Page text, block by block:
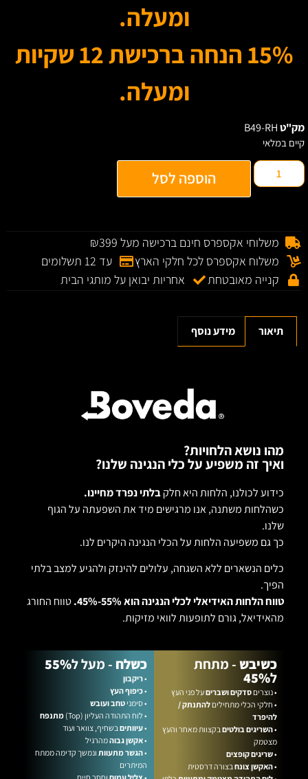
ומעלה.
15% הנחה ברכישת 12 שקיות
ומעלה.
מק"טB49-RH
קיים במלאי
הוספה לסל
משלוחי אקספרס חינם ברכישה מעל ₪399
משלוח אקספרס לכל חלקי הארץ
עד 12 תשלומים
קנייה מאובטחת
אחריות יבואן על מותגי הבית
תיאור מידע נוסף
מהו נושא הלחויות?
ואיך זה משפיע על כלי הנגינה שלנו?
כידוע לכולנו, הלחות היא חלקבלתי נפרד מחיינו.
כשהלחות משתנה, אנו מרגישים מיד את השפעתה על הגוף
שלנו.
כך גם משפיעה הלחות על הכלי הנגינה היקרים לנו.
כלים הנשארים ללא השגחה, עלולים להינזק ולהגיע למצב בלתי
הפיך.
טווח הלחות האידיאלי לכלי הנגינה הוא 55%-45%.
טווח החורג
מהאידיאל, גורם לתופעות לוואי מזיקות.
כשיבש- מתחת
ל45%
• נוצריםסדקים ושבריםעל פני העץ
• חלקי הכלי מתחיליםלהתנתק /
להיפרד
השריגים בולטיםבקצוות מאחר והעץ
מצטמק
שריגים קופצים
האקשן צונחבצורה דרסטית
כשלח- מעלל55%
ריקבון
כיפוף העץ
• סימניטחב ועובש
• לוח התהודה העליון (Top)
מתנפח
עיוותיםבשחיף, צוואר ועוד
אקשן גבוהמהרגיל
הגשר מתעוותונמשך קדימה ממתח
המיתרים